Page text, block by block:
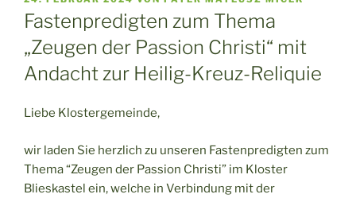
AM
Fastenpredigten zum Thema
„Zeugen der Passion Christi“ mit
Andacht zur Heilig-Kreuz-Reliquie
Liebe Klostergemeinde,
wir laden Sie herzlich zu unseren Fastenpredigten zum
Thema “Zeugen der Passion Christi” im Kloster
Blieskastel ein, welche in Verbindung mit der